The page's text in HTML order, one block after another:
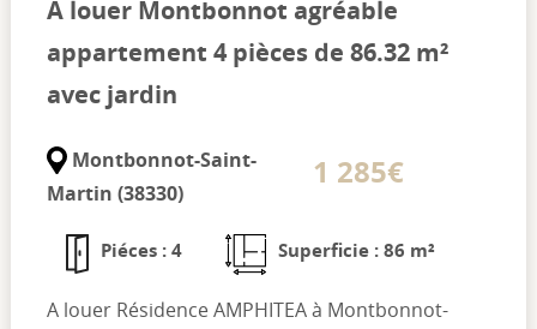
A louer Montbonnot agréable
appartement 4 pièces de 86.32 m²
avec jardin
Montbonnot-Saint-
Martin (38330)
1 285€
Piéces : 4 Superficie : 86 m²
A louer Résidence AMPHITEA à Montbonnot-